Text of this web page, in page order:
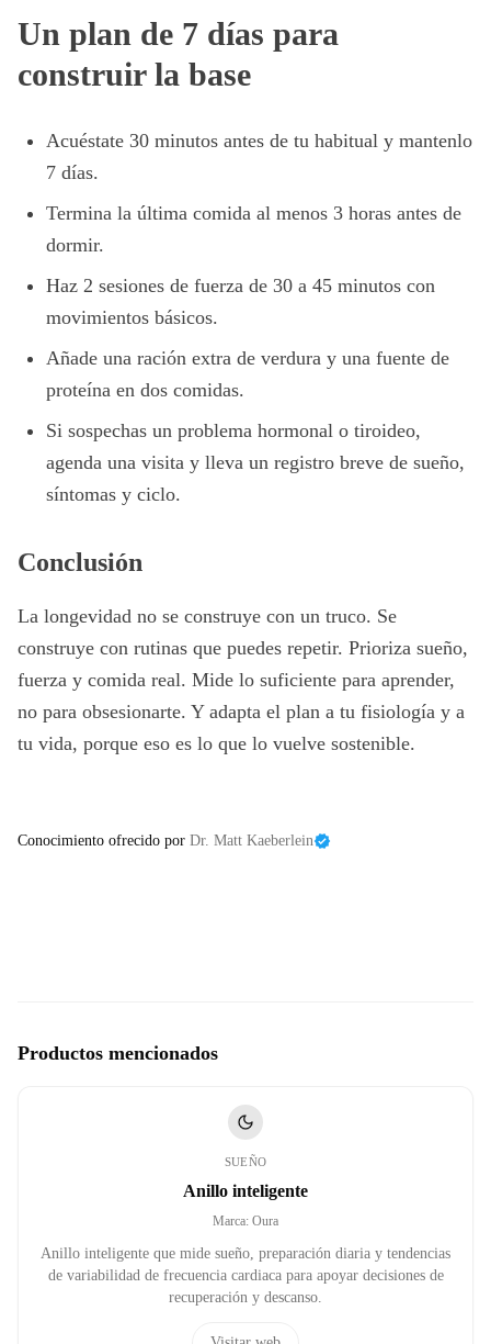
Un plan de 7 días para
construir la base
Acuéstate 30 minutos antes de tu habitual y mantenlo
7 días.
Termina la última comida al menos 3 horas antes de
dormir.
Haz 2 sesiones de fuerza de 30 a 45 minutos con
movimientos básicos.
Añade una ración extra de verdura y una fuente de
proteína en dos comidas.
Si sospechas un problema hormonal o tiroideo,
agenda una visita y lleva un registro breve de sueño,
síntomas y ciclo.
Conclusión
La longevidad no se construye con un truco. Se
construye con rutinas que puedes repetir. Prioriza sueño,
fuerza y comida real. Mide lo suficiente para aprender,
no para obsesionarte. Y adapta el plan a tu fisiología y a
tu vida, porque eso es lo que lo vuelve sostenible.
Conocimiento ofrecido por Dr. Matt Kaeberlein
Productos mencionados
SUEÑO
Anillo inteligente
Marca: Oura
Anillo inteligente que mide sueño, preparación diaria y tendencias
de variabilidad de frecuencia cardiaca para apoyar decisiones de
recuperación y descanso.